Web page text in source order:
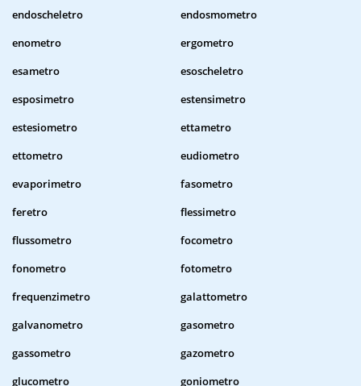
endoscheletro
endosmometro
enometro
ergometro
esametro
esoscheletro
esposimetro
estensimetro
estesiometro
ettametro
ettometro
eudiometro
evaporimetro
fasometro
feretro
flessimetro
flussometro
focometro
fonometro
fotometro
frequenzimetro
galattometro
galvanometro
gasometro
gassometro
gazometro
glucometro
goniometro